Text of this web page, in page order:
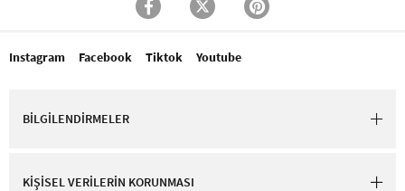
Instagram Facebook Tiktok Youtube
BİLGİLENDİRMELER
KİŞİSEL VERİLERİN KORUNMASI